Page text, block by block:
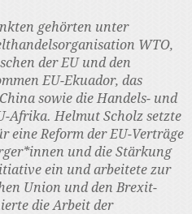
gehörten unter
WTO,
der EU und den
EU-Ekuador, das
sowie die Handels- und
Afrika. Helmut Scholz setzte
eine Reform der EU-Verträge
und die Stärkung
ein und arbeitete zur
Union und den Brexit-
die Arbeit der